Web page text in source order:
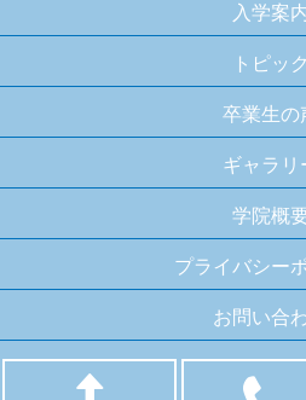
入学案
トピック
卒業生の
ギャラリ
学院概
プライバシー
お問い合